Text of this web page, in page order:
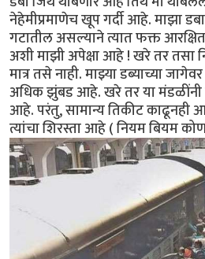
नेहेमीप्रमाणेच खूप गर्दी आहे. माझा डबा
गटातील असल्याने त्यात फक्त
अशी माझी अपेक्षा आहे ! खरे तर तसा
मात्र तसे नाही. माझ्या डब्याच्या
अधिक झुंबड आहे. खरे तर या मंडळींनी
आहे. परंतु, सामान्य तिकीट काढूनही
त्यांचा शिरस्ता आहे ( नियम बियम